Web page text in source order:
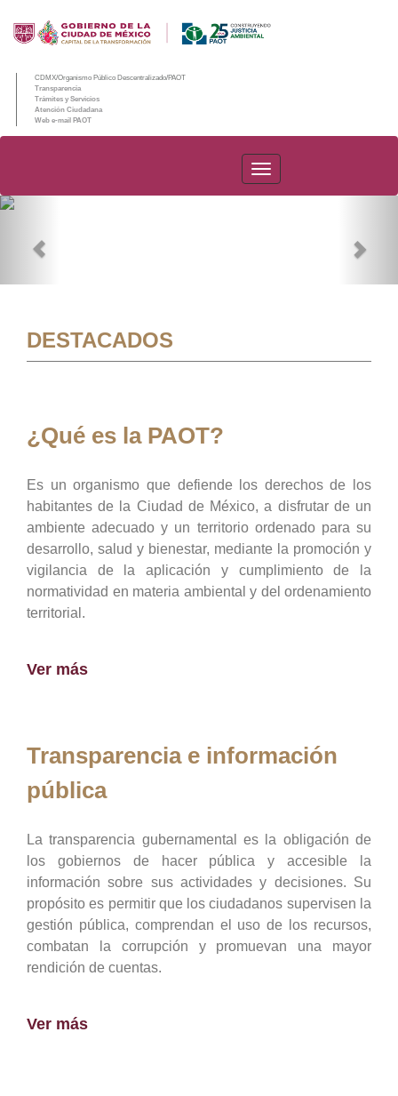
CDMX/Organismo Público Descentralizado/PAOT
Transparencia
Trámites y Servicios
Atención Ciudadana
Web e-mail PAOT
PAOT
DESTACADOS
¿Qué es la PAOT?
Es un organismo que defiende los derechos de los
habitantes de la Ciudad de México, a disfrutar de un
ambiente adecuado y un territorio ordenado para su
desarrollo, salud y bienestar, mediante la promoción y
vigilancia de la aplicación y cumplimiento de la
normatividad en materia ambiental y del ordenamiento
territorial.
Ver más
Transparencia e información
pública
La transparencia gubernamental es la obligación de
los gobiernos de hacer pública y accesible la
información sobre sus actividades y decisiones. Su
propósito es permitir que los ciudadanos supervisen la
gestión pública, comprendan el uso de los recursos,
combatan la corrupción y promuevan una mayor
rendición de cuentas.
Ver más